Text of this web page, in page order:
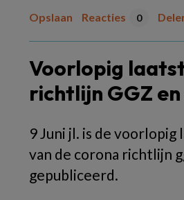
Opslaan Reacties 0
Voorlopig
richtlijn GGZ
9 Juni jl. is de voorlopig
van de corona richtlijn
gepubliceerd.